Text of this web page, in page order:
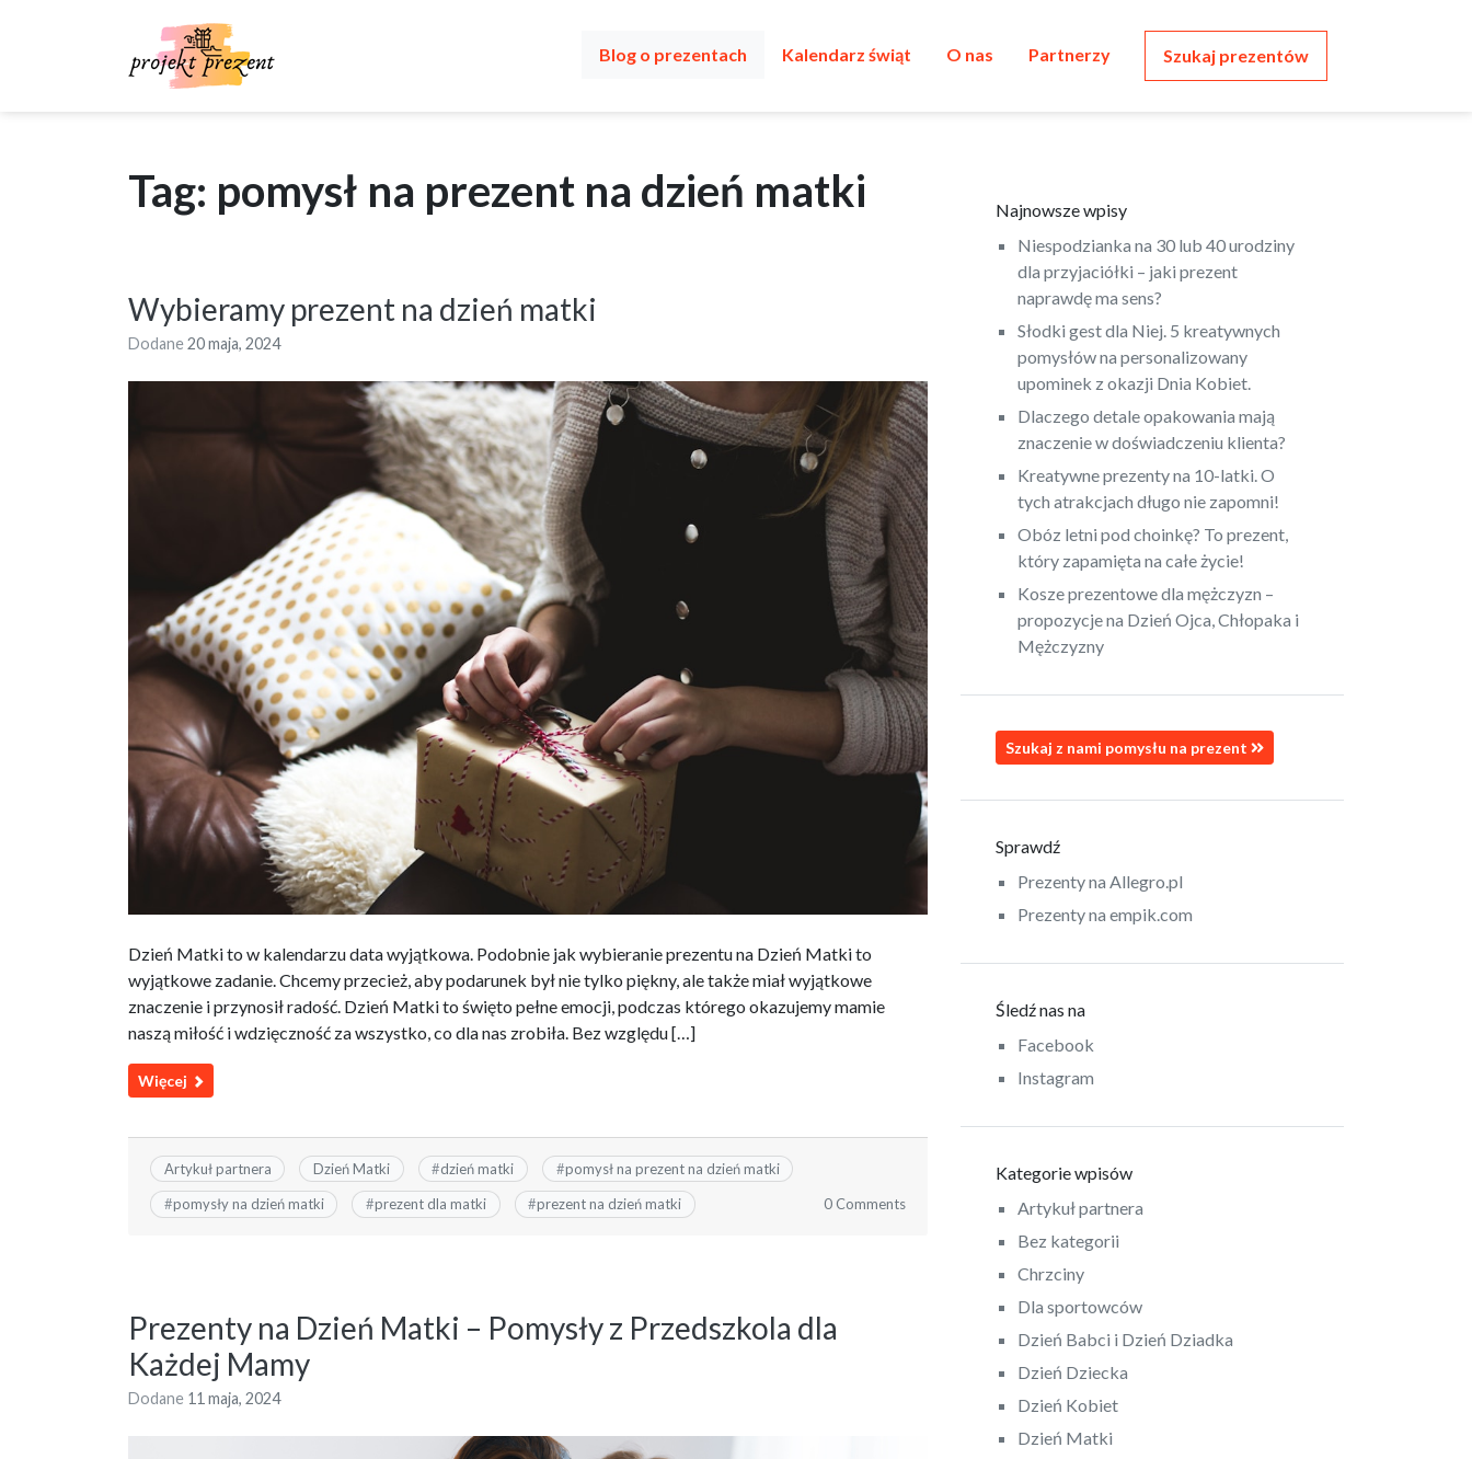
Blog o prezentach Kalendarz świąt O nas Partnerzy Szukaj prezentów
Tag: pomysł na prezent na dzień matki
Wybieramy prezent na dzień matki
Dodane20 maja, 2024
Dzień Matki to w kalendarzu data wyjątkowa. Podobnie jak wybieranie prezentu na Dzień Matki to
wyjątkowe zadanie. Chcemy przecież, aby podarunek był nie tylko piękny, ale także miał wyjątkowe
znaczenie i przynosił radość. Dzień Matki to święto pełne emocji, podczas którego okazujemy mamie
naszą miłość i wdzięczność za wszystko, co dla nas zrobiła. Bez względu […]
Więcej
Artykuł partnera Dzień Matki #dzień matki #pomysł na prezent na dzień matki
#pomysły na dzień matki #prezent dla matki #prezent na dzień matki 0 Comments
Prezenty na Dzień Matki – Pomysły z Przedszkola dla
Każdej Mamy
Dodane 11 maja, 2024
Najnowsze wpisy
Niespodzianka na 30 lub 40 urodziny
dla przyjaciółki – jaki prezent
naprawdę ma sens?
Słodki gest dla Niej. 5 kreatywnych
pomysłów na personalizowany
upominek z okazji Dnia Kobiet.
Dlaczego detale opakowania mają
znaczenie w doświadczeniu klienta?
Kreatywne prezenty na 10-latki. O
tych atrakcjach długo nie zapomni!
Obóz letni pod choinkę? To prezent,
który zapamięta na całe życie!
Kosze prezentowe dla mężczyzn –
propozycje na Dzień Ojca, Chłopaka i
Mężczyzny
Szukaj z nami pomysłu na prezent
Sprawdź
Prezenty na Allegro.pl
Prezenty na empik.com
Śledź nas na
Facebook
Instagram
Kategorie wpisów
Artykuł partnera
Bez kategorii
Chrzciny
Dla sportowców
Dzień Babci i Dzień Dziadka
Dzień Dziecka
Dzień Kobiet
Dzień Matki